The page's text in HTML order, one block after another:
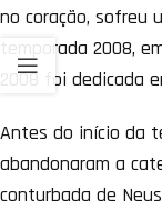
no coração, sofreu
temporada 2008,
2008 foi dedicada
Antes do início da
abandonaram a
conturbada de